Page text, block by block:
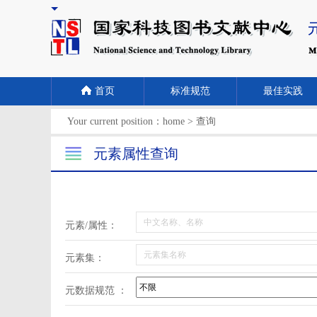
首页 标准规范 最佳实践
Your current position： home > 查询
元素属性查询
元素/属性：
元素集：
元数据规范 ：